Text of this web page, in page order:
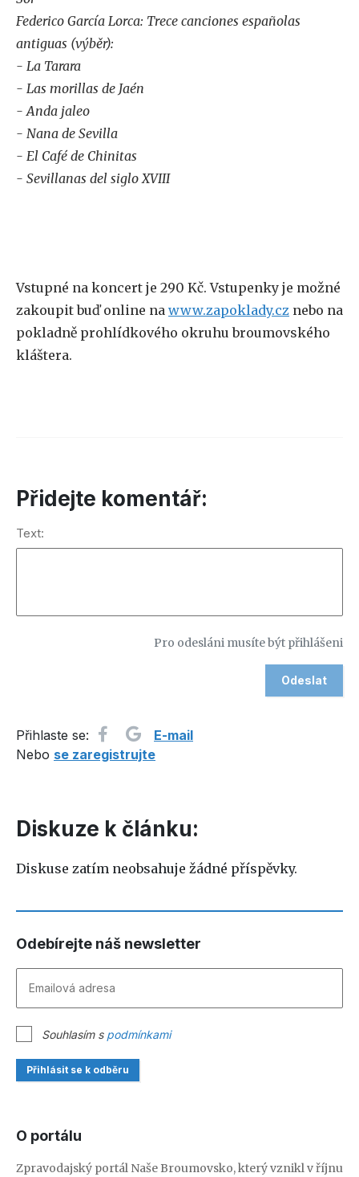
Federico García Lorca: Trece canciones españolas
antiguas (výběr):
- La Tarara
- Las morillas de Jaén
- Anda jaleo
- Nana de Sevilla
- El Café de Chinitas
- Sevillanas del siglo XVIII
Vstupné na koncert je 290 Kč. Vstupenky je možné
zakoupit buď online na www.zapoklady.cz nebo na
pokladně prohlídkového okruhu broumovského
kláštera.
Přidejte komentář:
Text:
Pro odesláni musíte být přihlášeni
Přihlaste se:
E-mail
Nebo se zaregistrujte
Diskuze k článku:
Diskuse zatím neobsahuje žádné příspěvky.
Odebírejte náš newsletter
Souhlasím s podmínkami
Přihlásit se k odběru
O portálu
Zpravodajský portál Naše Broumovsko, který vznikl v říjnu